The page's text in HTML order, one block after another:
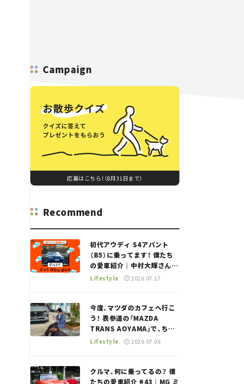
Campaign
応募はこちら！（8月31日まで）
Recommend
初代アウディ S4アバント
（B5）に乗ってます！ 僕たち
の愛車紹介｜中村大輝さん
——瀬イオナと嶋田智之の
Lifestyle 2026.07.17
今度、マツダのカフェへ行こ
う！ 表参道の「MAZDA
TRANS AOYAMA」で、ちょ
っとひと息。——連載｜CCG
Lifestyle 2026.07.06
クルマ、何に乗ってるの？ 僕
たちの愛車紹介 #43｜MG ミ